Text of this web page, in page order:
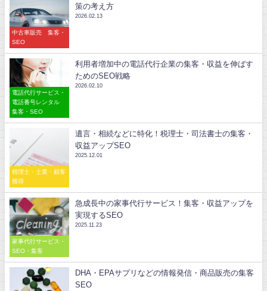
中古車販売 集客・
SEO
策の考え方
2026.02.13
電話代行サービス・
電話番号レンタル
集客・SEO
利用者増加中の電話代行企業の集客・収益を伸ばす
ためのSEO戦略
2026.02.10
税理士・士業・顧客
獲得
遺言・相続などに特化！税理士・司法書士の集客・
収益アップSEO
2025.12.01
家事代行サービス・
SEO・集客
急成長中の家事代行サービス！集客・収益アップを
実現するSEO
2025.11.23
DHA・EPAサプリなどの情報発信・商品販売の集客
SEO